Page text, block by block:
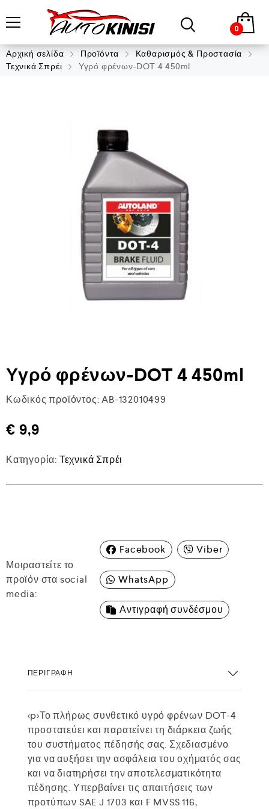
0
Αρχική σελίδα Προϊόντα
Καθαρισμός & Προστασία
Τεχνικά Σπρέι
Υγρό φρένων-DOT 4 450ml
Υγρό φρένων-DOT 4 450ml
Κωδικός προϊόντος: AB-132010499
€ 9,9
Κατηγορία: Τεχνικά Σπρέι
Μοιραστείτε το
προϊόν στα social
media:
Facebook Viber
WhatsApp
Αντιγραφή συνδέσμου
ΠΕΡΙΓΡΑΦΉ
<p>Το πλήρως συνθετικό υγρό φρένων DOT-4
προστατεύει και παρατείνει τη διάρκεια ζωής
του συστήματος πέδησής σας. Σχεδιασμένο
για να αυξήσει την ασφάλεια του οχήματός σας
και να διατηρήσει την αποτελεσματικότητα
πέδησης. Υπερβαίνει τις απαιτήσεις των
προτύπων SAE J 1703 και F MVSS 116,